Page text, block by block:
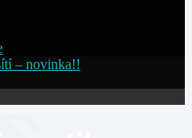
– novinka!!